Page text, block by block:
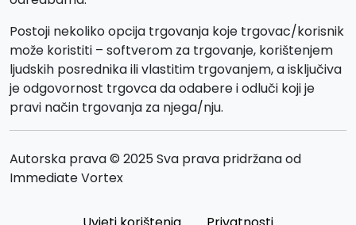
Postoji nekoliko opcija trgovanja koje trgovac/korisnik
može koristiti – softverom za trgovanje, korištenjem
ljudskih posrednika ili vlastitim trgovanjem, a isključiva
je odgovornost trgovca da odabere i odluči koji je
pravi način trgovanja za njega/nju.
Autorska prava © 2025 Sva prava pridržana od
Immediate Vortex